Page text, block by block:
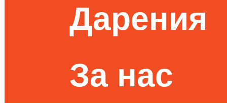
Дарения
За нас